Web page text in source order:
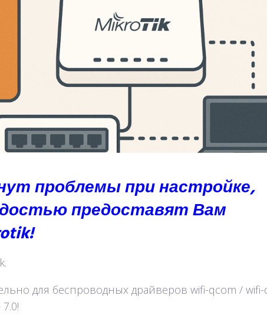
проблемы при настройке,
предоставят Вам
для беспроводных драйверов wifi-qcom /